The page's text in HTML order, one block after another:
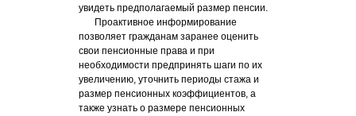
увидеть предполагаемый размер пенсии.
Проактивное информирование
позволяет гражданам заранее оценить
свои пенсионные права и при
необходимости предпринять шаги по их
увеличению, уточнить периоды стажа и
размер пенсионных коэффициентов, а
также узнать о размере пенсионных